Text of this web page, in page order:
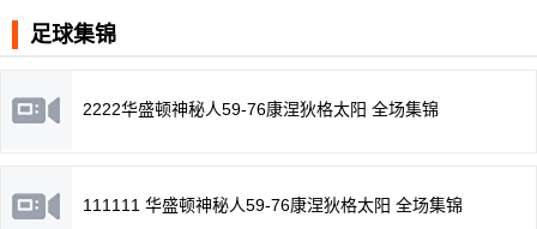
足球集锦
2222华盛顿神秘人59-76康涅狄格太阳 全场集锦
111111 华盛顿神秘人59-76康涅狄格太阳 全场集锦